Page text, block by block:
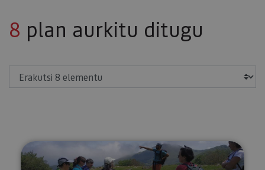
8 plan aurkitu ditugu
Kintoa, historian zeharreko